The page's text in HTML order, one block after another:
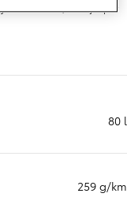
motor, der hjælper
80 l
259 g/km